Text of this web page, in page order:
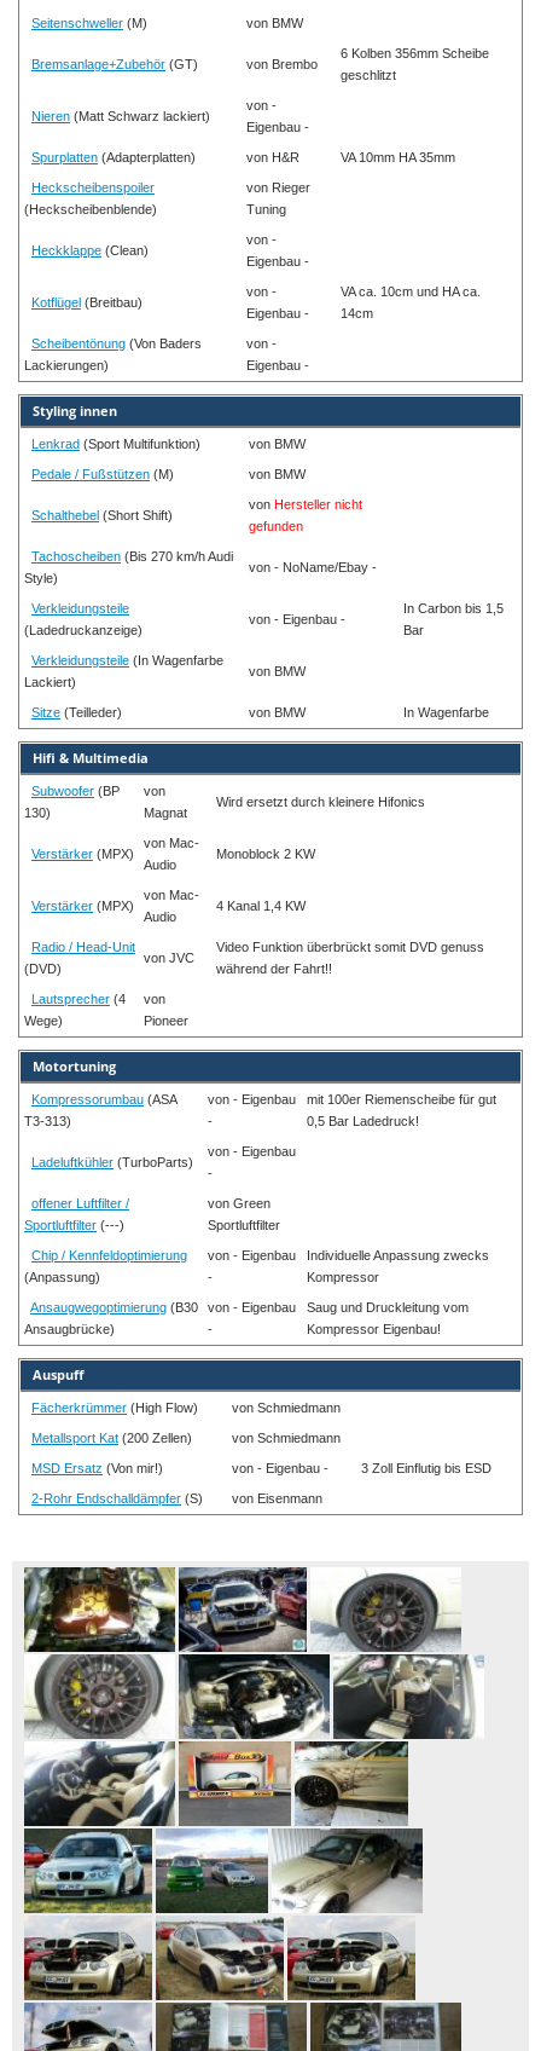
Seitenschweller (M) von BMW
Bremsanlage+Zubehör (GT) von Brembo
6 Kolben 356mm Scheibe
geschlitzt
Nieren (Matt Schwarz lackiert)
von -
Eigenbau -
Spurplatten (Adapterplatten) von H&R VA 10mm HA 35mm
Heckscheibenspoiler
(Heckscheibenblende)
von Rieger
Tuning
Heckklappe (Clean)
von -
Eigenbau -
Kotflügel (Breitbau)
von -
Eigenbau -
VA ca. 10cm und HA ca.
14cm
Scheibentönung (Von Baders
Lackierungen)
von -
Eigenbau -
Styling innen
Lenkrad (Sport Multifunktion) von BMW
Pedale / Fußstützen (M) von BMW
Schalthebel (Short Shift)
von Hersteller nicht
gefunden
Tachoscheiben (Bis 270 km/h Audi
Style)
von - NoName/Ebay -
Verkleidungsteile
(Ladedruckanzeige)
von - Eigenbau -
In Carbon bis 1,5
Bar
Verkleidungsteile (In Wagenfarbe
Lackiert)
von BMW
Sitze (Teilleder) von BMW In Wagenfarbe
Hifi & Multimedia
Subwoofer (BP
130)
von
Magnat
Wird ersetzt durch kleinere Hifonics
Verstärker (MPX)
von Mac-
Audio
Monoblock 2 KW
Verstärker (MPX)
von Mac-
Audio
4 Kanal 1,4 KW
Radio / Head-Unit
(DVD)
von JVC
Video Funktion überbrückt somit DVD genuss
während der Fahrt!!
Lautsprecher (4
Wege)
von
Pioneer
Motortuning
Kompressorumbau (ASA
T3-313)
von - Eigenbau
-
mit 100er Riemenscheibe für gut
0,5 Bar Ladedruck!
Ladeluftkühler (TurboParts)
von - Eigenbau
-
offener Luftfilter /
Sportluftfilter (---)
von Green
Sportluftfilter
Chip / Kennfeldoptimierung
(Anpassung)
von - Eigenbau
-
Individuelle Anpassung zwecks
Kompressor
Ansaugwegoptimierung (B30
Ansaugbrücke)
von - Eigenbau
-
Saug und Druckleitung vom
Kompressor Eigenbau!
Auspuff
Fächerkrümmer (High Flow) von Schmiedmann
Metallsport Kat (200 Zellen) von Schmiedmann
MSD Ersatz (Von mir!) von - Eigenbau - 3 Zoll Einflutig bis ESD
2-Rohr Endschalldämpfer (S) von Eisenmann